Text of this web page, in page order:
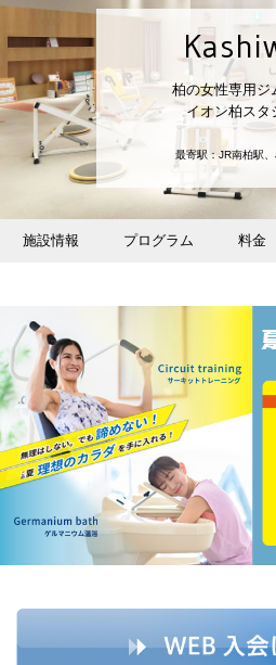
柏の女性専用ジ
イオン柏スタ
最寄駅：JR南柏駅
施設情報 プログラム 料金